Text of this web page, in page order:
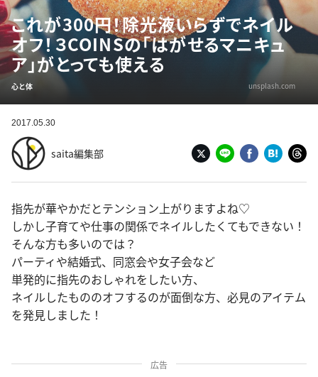
これが300円！除光液いらずでネイル
オフ！３COINSの「はがせるマニキュ
ア」がとっても使える
心と体 unsplash.com
2017.05.30
saita編集部
指先が華やかだとテンション上がりますよね♡
しかし子育てや仕事の関係でネイルしたくてもできない！
そんな方も多いのでは？
パーティや結婚式、同窓会や女子会など
単発的に指先のおしゃれをしたい方、
ネイルしたもののオフするのが面倒な方、必見のアイテム
を発見しました！
広告